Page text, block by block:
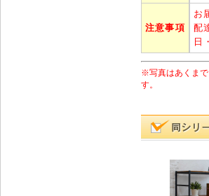
注意事項
お
配
日
※写真はあくまで
す。